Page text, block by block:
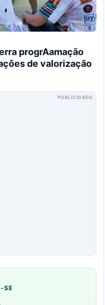
progrAamação
de valorização
PUBLICIDADE
SE